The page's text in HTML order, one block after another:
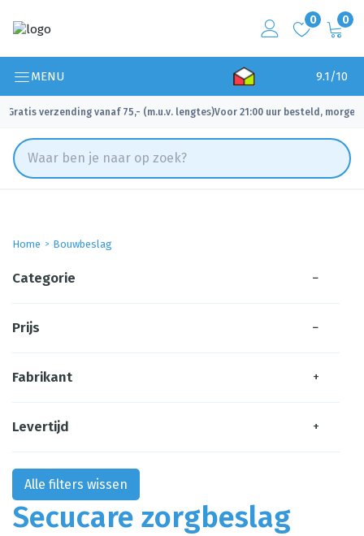
0 0
MENU 9.1/10
Gratis verzending vanaf 75,- (m.u.v. lengtes)
✓ Voor 21:00 uur besteld, morgen
Home Bouwbeslag
Secucare zorgbeslag
Categorie −
Prijs −
Fabrikant +
Levertijd +
Alle filters wissen